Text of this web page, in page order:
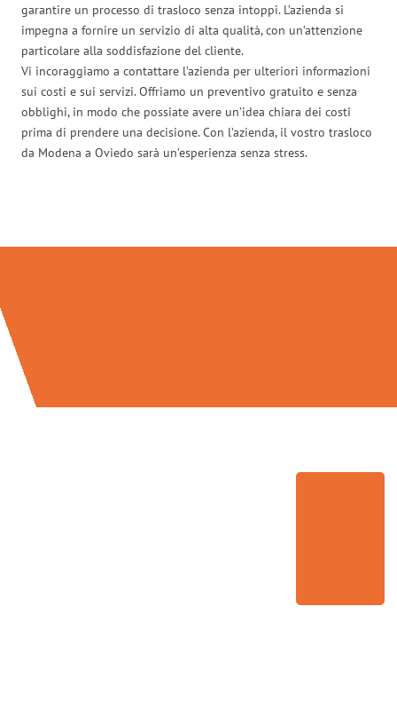
garantire un processo di trasloco senza intoppi. L’azienda si
impegna a fornire un servizio di alta qualità, con un’attenzione
particolare alla soddisfazione del cliente.
Vi incoraggiamo a contattare l’azienda per ulteriori informazioni
sui costi e sui servizi. Offriamo un preventivo gratuito e senza
obblighi, in modo che possiate avere un’idea chiara dei costi
prima di prendere una decisione. Con l’azienda, il vostro trasloco
da Modena a Oviedo sarà un’esperienza senza stress.